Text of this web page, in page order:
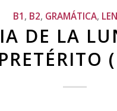
B1 , B2, GRAMÁTICA,
DE LA